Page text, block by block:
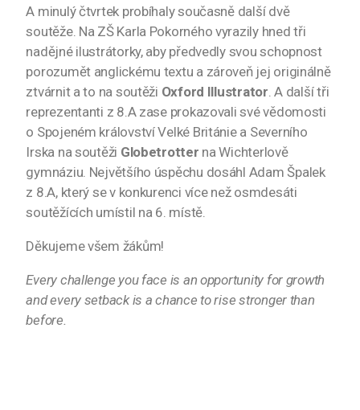
A minulý čtvrtek probíhaly současně další dvě
soutěže. Na ZŠ Karla Pokorného vyrazily hned tři
nadějné ilustrátorky, aby předvedly svou schopnost
porozumět anglickému textu a zároveň jej originálně
ztvárnit a to na soutěži Oxford Illustrator. A další tři
reprezentanti z 8.A zase prokazovali své vědomosti
o Spojeném království Velké Británie a Severního
Irska na soutěži Globetrotter na Wichterlově
gymnáziu. Největšího úspěchu dosáhl Adam Špalek
z 8.A, který se v konkurenci více než osmdesáti
soutěžících umístil na 6. místě.
Děkujeme všem žákům!
Every challenge you face is an opportunity for growth
and every setback is a chance to rise stronger than
before.